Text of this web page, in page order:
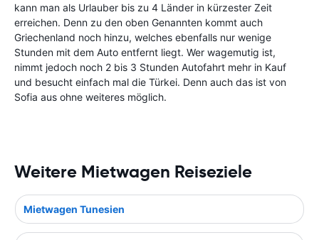
kann man als Urlauber bis zu 4 Länder in kürzester Zeit
erreichen. Denn zu den oben Genannten kommt auch
Griechenland noch hinzu, welches ebenfalls nur wenige
Stunden mit dem Auto entfernt liegt. Wer wagemutig ist,
nimmt jedoch noch 2 bis 3 Stunden Autofahrt mehr in Kauf
und besucht einfach mal die Türkei. Denn auch das ist von
Sofia aus ohne weiteres möglich.
Weitere Mietwagen Reiseziele
Mietwagen Tunesien